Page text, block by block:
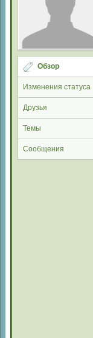
Обзор
Изменения статуса
Друзья
Темы
Сообщения